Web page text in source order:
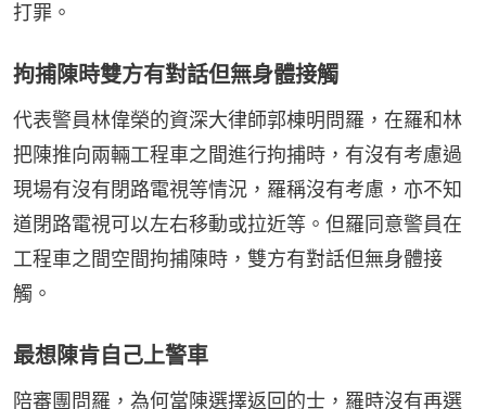
打罪。
拘捕陳時雙方有對話但無身體接觸
代表警員林偉榮的資深大律師郭棟明問羅，在羅和林
把陳推向兩輛工程車之間進行拘捕時，有沒有考慮過
現場有沒有閉路電視等情況，羅稱沒有考慮，亦不知
道閉路電視可以左右移動或拉近等。但羅同意警員在
工程車之間空間拘捕陳時，雙方有對話但無身體接
觸。
最想陳肯自己上警車
陪審團問羅，為何當陳選擇返回的士，羅時沒有再選